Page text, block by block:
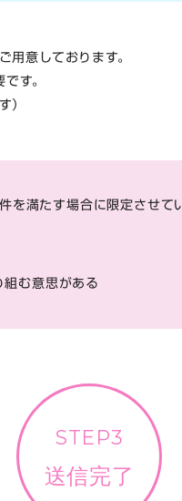
用意しております。
す。
）
を満たす場合に限定させて
む意思がある
STEP3
送信完了